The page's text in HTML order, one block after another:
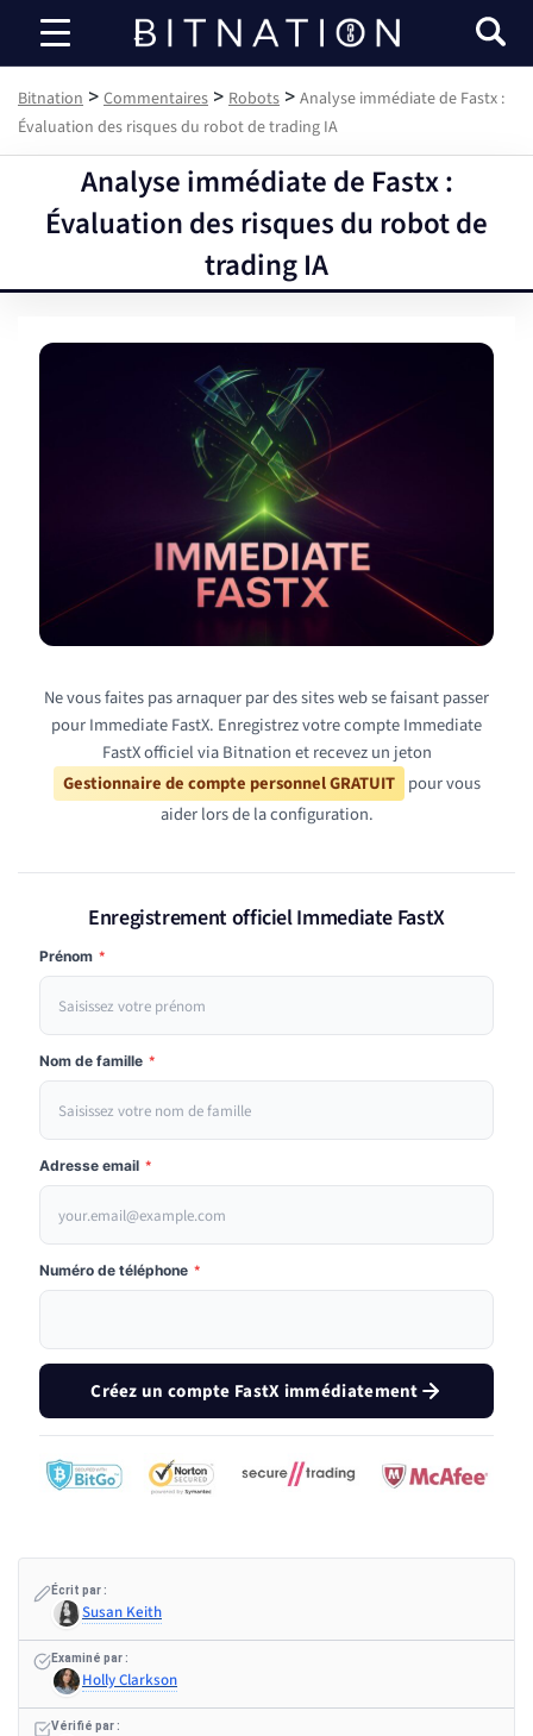
Bitnation
Bitnation > Commentaires > Robots > Analyse immédiate de Fastx :
Évaluation des risques du robot de trading IA
Analyse immédiate de Fastx :
Évaluation des risques du robot de
trading IA
Ne vous faites pas arnaquer par des sites web se faisant passer
pour Immediate FastX. Enregistrez votre compte Immediate
FastX officiel via Bitnation et recevez un jeton
Gestionnaire de compte personnel GRATUIT pour vous
aider lors de la configuration.
Enregistrement officiel Immediate FastX
Prénom *
Nom de famille *
Adresse email *
Numéro de téléphone *
Créez un compte FastX immédiatement
Écrit par :
Susan Keith
Examiné par :
Holly Clarkson
Vérifié par :